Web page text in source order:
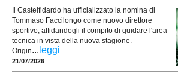
Il Castelfidardo ha ufficializzato la nomina di
Tommaso Faccilongo come nuovo direttore
sportivo, affidandogli il compito di guidare l'area
tecnica in vista della nuova stagione.
Origin... leggi
21/07/2026